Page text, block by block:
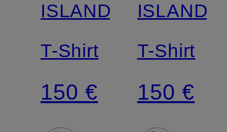
ISLAND
T-Shirt
150 €
ISLAND
T-Shirt
150 €